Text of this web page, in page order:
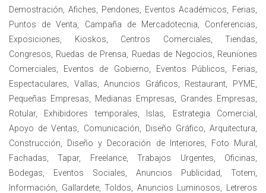
Demostración, Afiches, Pendones, Eventos Académicos, Ferias,
Puntos de Venta, Campaña de Mercadotecnia, Conferencias,
Exposiciones, Kioskos, Centros Comerciales, Tiendas,
Congresos, Ruedas de Prensa, Ruedas de Negocios, Reuniones
Comerciales, Eventos de Gobierno, Eventos Públicos, Ferias,
Espectaculares, Vallas, Anuncios Gráficos, Restaurant, PYME,
Pequeñas Empresas, Medianas Empresas, Grandes Empresas,
Rotular, Exhibidores temporales, Islas, Estrategia Comercial,
Apoyo de Ventas, Comunicación, Diseño Gráfico, Arquitectura,
Construcción, Diseño y Decoración de Interiores, Foto Mural,
Fachadas, Tapar, Freelance, Trabajos Urgentes, Oficinas,
Bodegas, Eventos Sociales, Anuncios Publicidad, Totem,
Información, Gallardete, Toldos, Anuncios Luminosos, Letreros